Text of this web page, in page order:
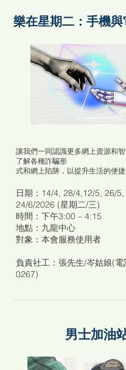
樂在星期二：手機
讓我們一同認識更多網上資源和
了解各種詐騙形
式和網上陷阱，以提升生活的便捷
日期：14/4, 28/4,12/5, 26/5,
24/6/2026 (星期二/三)
時間：下午3:00 – 4:15
地點：九龍中心
對象：本會服務使用者
負責社工：張先生/岑姑娘(
0267)
男士加油